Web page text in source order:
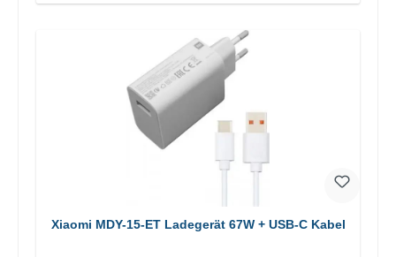
Xiaomi MDY-15-ET Ladegerät 67W + USB-C Kabel